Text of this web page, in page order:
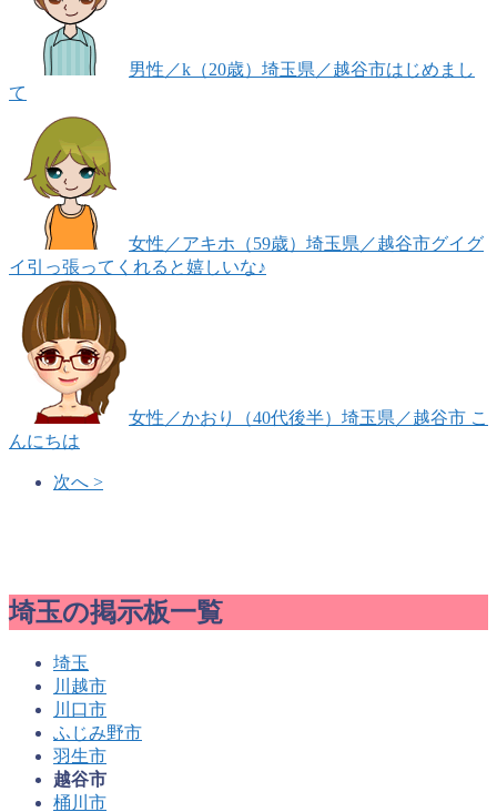
男性 ／k（20歳） 埼玉県／越谷市はじめまし
て
女性 ／アキホ（59歳） 埼玉県／越谷市グイグ
イ引っ張ってくれると嬉しいな♪
女性 ／かおり（40代後半） 埼玉県／越谷市 こ
んにちは
次へ >
埼玉の掲示板一覧
埼玉
川越市
川口市
ふじみ野市
羽生市
越谷市
桶川市